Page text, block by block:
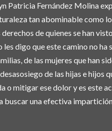
Patricia Fernández Molina
tan abominable como
de quienes se han
les digo que este camino no
de las mujeres que han
de las hijas e hijos
o mitigar ese dolor y es este
buscar una efectiva